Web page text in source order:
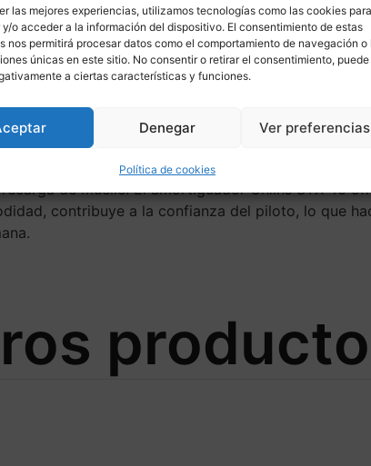
las mejores experiencias, utilizamos tecnologías como las cookies para
o acceder a la información del dispositivo. El consentimiento de estas
nos permitirá procesar datos como el comportamiento de navegación o
únicas en este sitio. No consentir o retirar el consentimiento, puede
a ciertas características y funciones.
Denegar Ver preferencias
Política de cookies
para
de diseños y está disponible para muchas motos
CBR 250. Este amortiguador presenta el
extensión totalmente regulables, tiene una gran
de muelle. El amortiguador Öhlins STX 46
contribuye a la confianza del piloto, lo que